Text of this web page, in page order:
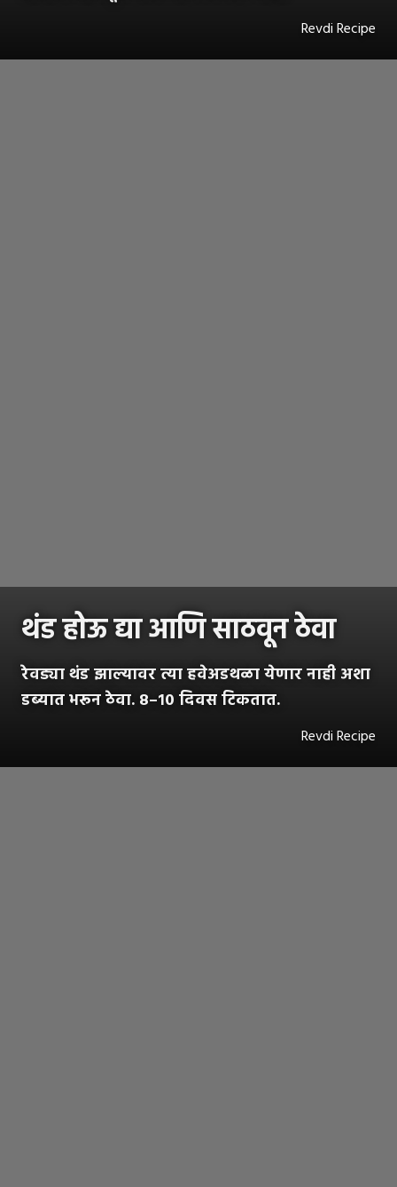
Revdi Recipe
थंड होऊ द्या आणि साठवून ठेवा
रेवड्या थंड झाल्यावर त्या हवेअडथळा येणार नाही अशा
डब्यात भरून ठेवा. ८–१० दिवस टिकतात.
Revdi Recipe